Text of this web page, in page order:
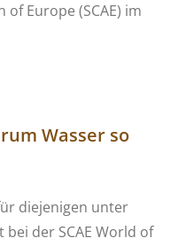
Europe (SCAE) im
Wasser so
diejenigen unter
der SCAE World of